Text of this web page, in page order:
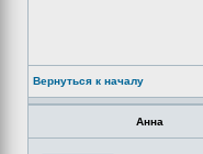
Вернуться к началу
Анна